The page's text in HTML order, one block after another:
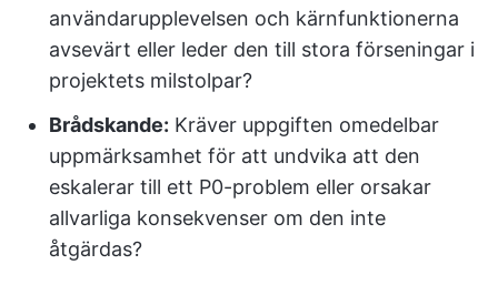
användarupplevelsen och kärnfunktionerna
avsevärt eller leder den till stora förseningar i
projektets milstolpar?
Brådskande: Kräver uppgiften omedelbar
uppmärksamhet för att undvika att den
eskalerar till ett P0-problem eller orsakar
allvarliga konsekvenser om den inte
åtgärdas?